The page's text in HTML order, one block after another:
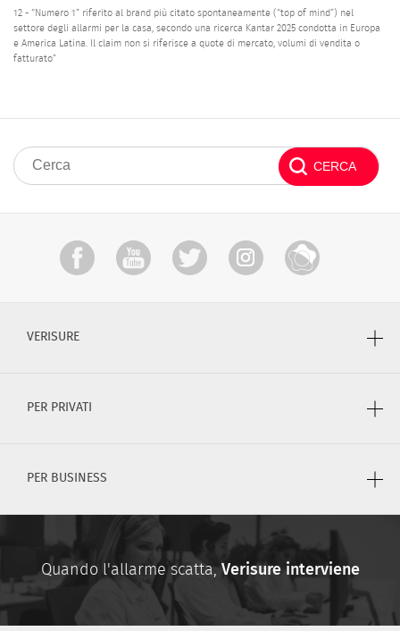
12 - “Numero 1” riferito al brand più citato spontaneamente (“top of mind”) nel
settore degli allarmi per la casa, secondo una ricerca Kantar 2025 condotta in Europa
e America Latina. Il claim non si riferisce a quote di mercato, volumi di vendita o
fatturato”
VERISURE
PER PRIVATI
PER BUSINESS
Quando l'allarme scatta,Verisure interviene